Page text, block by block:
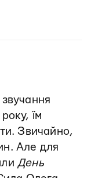
їм
Звичайно,
Але для
День